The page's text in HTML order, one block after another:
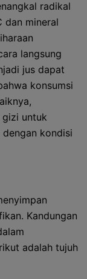
radikal
dan mineral
langsung
jus dapat
konsumsi
untuk
kondisi
Kandungan
adalah tujuh